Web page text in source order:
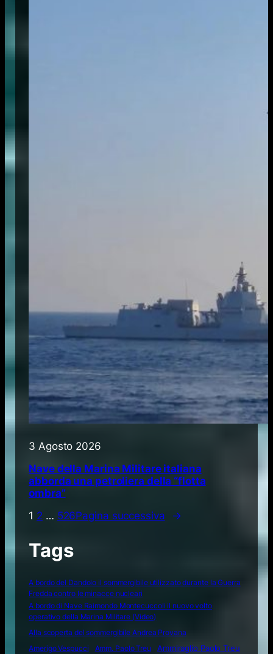
3 Agosto 2026
Nave della Marina Militare italiana
abborda una petroliera della “flotta
ombra”
1 2 … 526Pagina successiva →
Tags
A bordo del Dandolo il sommergibile utilizzato durante la Guerra
Fredda contro le minacce nucleari
A bordo di Nave Raimondo Montecuccoli il nuovo volto
operativo della Marina Militare (Video)
Alla scoperta del sommergibile Andrea Provana
Amerigo Vespucci
Amm. Paolo Treu
Ammiraglio Paolo Treu